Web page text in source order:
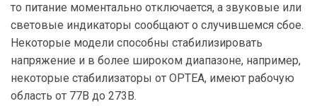
то питание моментально отключается, а звуковые или
световые индикаторы сообщают о случившемся сбое.
Некоторые модели способны стабилизировать
напряжение и в более широком диапазоне, например,
некоторые стабилизаторы от ОРТЕА, имеют рабочую
область от 77В до 273В.